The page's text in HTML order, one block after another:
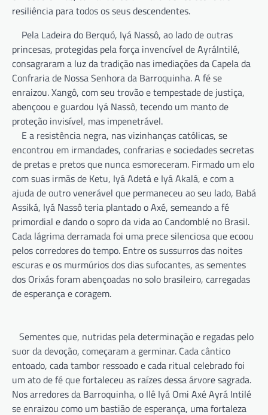
resiliência para todos os seus descendentes.
Pela Ladeira do Berquó, Iyá Nassô, ao lado de outras
princesas, protegidas pela força invencível de AyráIntilé,
consagraram a luz da tradição nas imediações da Capela da
Confraria de Nossa Senhora da Barroquinha. A fé se
enraizou. Xangô, com seu trovão e tempestade de justiça,
abençoou e guardou Iyá Nassô, tecendo um manto de
proteção invisível, mas impenetrável.
E a resistência negra, nas vizinhanças católicas, se
encontrou em irmandades, confrarias e sociedades secretas
de pretas e pretos que nunca esmoreceram. Firmado um elo
com suas irmãs de Ketu, Iyá Adetá e Iyá Akalá, e com a
ajuda de outro venerável que permaneceu ao seu lado, Babá
Assiká, Iyá Nassô teria plantado o Axé, semeando a fé
primordial e dando o sopro da vida ao Candomblé no Brasil.
Cada lágrima derramada foi uma prece silenciosa que ecoou
pelos corredores do tempo. Entre os sussurros das noites
escuras e os murmúrios dos dias sufocantes, as sementes
dos Orixás foram abençoadas no solo brasileiro, carregadas
de esperança e coragem.
Sementes que, nutridas pela determinação e regadas pelo
suor da devoção, começaram a germinar. Cada cântico
entoado, cada tambor ressoado e cada ritual celebrado foi
um ato de fé que fortaleceu as raízes dessa árvore sagrada.
Nos arredores da Barroquinha, o Ilê Iyá Omi Axé Ayrá Intilé
se enraizou como um bastião de esperança, uma fortaleza